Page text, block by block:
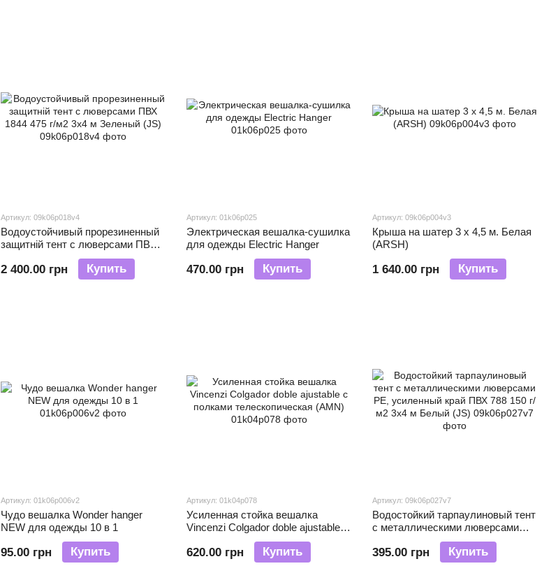
Артикул: 09k06p018v4
Водоустойчивый прорезиненный
защитній тент с люверсами ПВХ
1844 475 г/м2 3х4 м Зеленый (JS)
2 400.00 грн Купить
Артикул: 01k06p025
Электрическая вешалка-сушилка
для одежды Electric Hanger
470.00 грн Купить
Артикул: 09k06p004v3
Крыша на шатер 3 х 4,5 м. Белая
(ARSH)
1 640.00 грн Купить
Артикул: 01k06p006v2
Чудо вешалка Wonder hanger
NEW для одежды 10 в 1
95.00 грн Купить
Артикул: 01k04p078
Усиленная стойка вешалка
Vincenzi Colgador doble ajustable с
полками телескопическая (AMN)
620.00 грн Купить
Артикул: 09k06p027v7
Водостойкий тарпаулиновый тент
с металлическими люверсами
PE, усиленный край ПВХ 788 150
г/м2 3х4 м Белый (JS)
395.00 грн Купить